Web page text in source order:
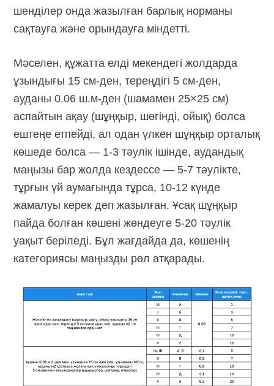
шенділер онда жазылған барлық норманы
сақтауға және орындауға міндетті.
Мәселен, құжатта елді мекендегі жолдарда
ұзындығы 15 см-ден, тереңдігі 5 см-ден,
ауданы0.06 ш.м-ден (шамамен 25×25 см)
аспайтын ақау (шұңқыр, шөгінді, ойық) болса
ештеңе етпейді, ал одан үлкен шұңқыр орталық
көшеде болса — 1-3 тәулік ішінде, аудандық
маңызы бар жолда кездессе — 5-7 тәулікте,
тұрғын үй аумағында тұрса, 10-12 күнде
жамалуы керек деп жазылған. Ұсақ шұңқыр
пайда болған көшені жөндеуге 5-20 тәулік
уақыт беріледі. Бұл жағдайда да, көшенің
категориясы маңызды рөл атқарады.